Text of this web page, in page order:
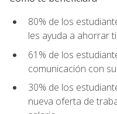
80% de los
les ayuda a ahorrar
61% de los
comunicación con
30% de los
nueva oferta de